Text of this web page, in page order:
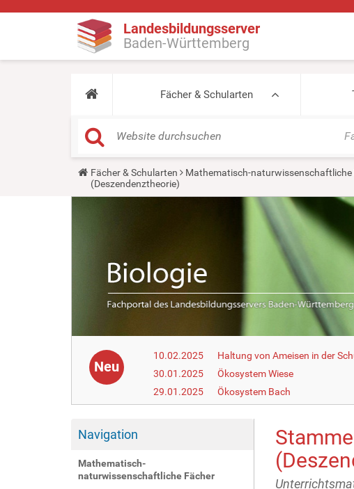
Landesbildungsserver
Baden-Württemberg
Fächer & Schularten
Y
u
Fächer & Schularten Mathematisch-naturwissenschaftliche
(Deszendenztheorie)
Neu
10.02.2025
Haltung von Ameisen in der
30.01.2025
Ökosystem Wiese
29.01.2025
Ökosystem Bach
Navigation
Mathematisch-
naturwissenschaftliche Fächer